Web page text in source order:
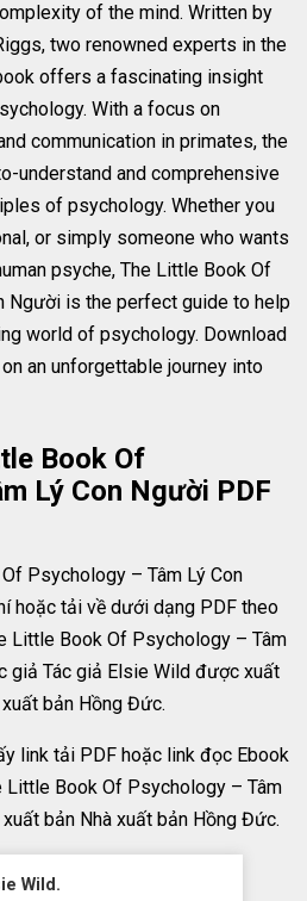
of the mind. Written by
two renowned experts in the
offers a fascinating insight
With a focus on
communication in primates, the
understand and comprehensive
of psychology. Whether you
or simply someone who wants
psyche, The Little Book Of
Người is the perfect guide to help
world of psychology. Download
an unforgettable journey into
Book Of
Lý Con Người PDF
Psychology – Tâm Lý Con
hoặc tải về dưới dạng PDF theo
Little Book Of Psychology – Tâm
giả Tác giả Elsie Wild được xuất
bản Hồng Đức.
link tải PDF hoặc link đọc Ebook
Little Book Of Psychology – Tâm
bản Nhà xuất bản Hồng Đức.
Wild.